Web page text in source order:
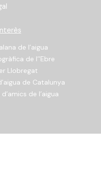
de l’aigua
de l’’Ebre
Llobregat
de Catalunya
de l’aigua